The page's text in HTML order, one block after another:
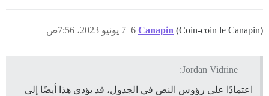
Canapin (Coin-coin le Canapin) 7 يونيو 2023، 7:56ص 6
Jordan Vidrine:
اعتمادًا على رؤوس النص في الجدول، قد يؤدي هذا أيضًا إلى